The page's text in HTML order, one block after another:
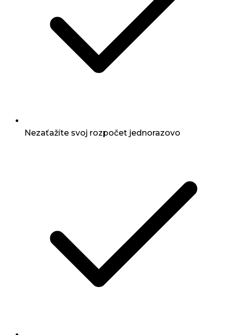
Nezaťažíte svoj rozpočet jednorazovo